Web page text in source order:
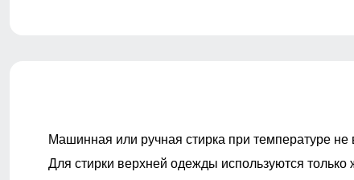
Внутренние карманы Есть
Машинная или ручная стирка при температуре не
Для стирки верхней одежды используются только